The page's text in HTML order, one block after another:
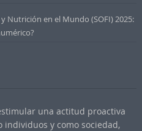
Nutrición en el Mundo (SOFI) 2025:
una actitud proactiva
individuos y como sociedad,